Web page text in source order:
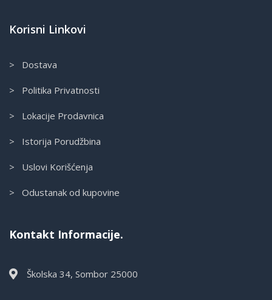
Korisni Linkovi
> Dostava
> Politika Privatnosti
> Lokacije Prodavnica
> Istorija Porudžbina
> Uslovi Korišćenja
> Odustanak od kupovine
Kontakt Informacije.
Školska 34, Sombor 25000